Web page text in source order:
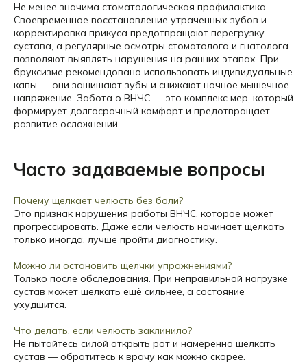
Не менее значима стоматологическая профилактика.
Своевременное восстановление утраченных зубов и
корректировка прикуса предотвращают перегрузку
сустава, а регулярные осмотры стоматолога и гнатолога
позволяют выявлять нарушения на ранних этапах. При
бруксизме рекомендовано использовать индивидуальные
капы — они защищают зубы и снижают ночное мышечное
напряжение. Забота о ВНЧС — это комплекс мер, который
формирует долгосрочный комфорт и предотвращает
развитие осложнений.
Часто задаваемые вопросы
Почему щелкает челюсть без боли?
Это признак нарушения работы ВНЧС, которое может
прогрессировать. Даже если челюсть начинает щелкать
только иногда, лучше пройти диагностику.
Можно ли остановить щелчки упражнениями?
Только после обследования. При неправильной нагрузке
сустав может щелкать ещё сильнее, а состояние
ухудшится.
Что делать, если челюсть заклинило?
Не пытайтесь силой открыть рот и намеренно щелкать
сустав — обратитесь к врачу как можно скорее.